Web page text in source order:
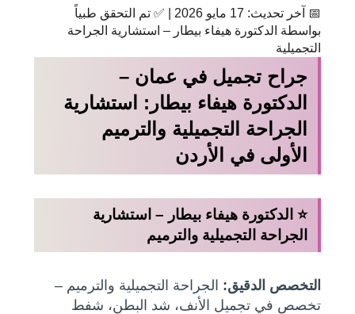
📅 آخر تحديث: 17 مايو 2026 | ✅ تم التحقق طبياً
بواسطة الدكتورة هيفاء بيطار – استشارية الجراحة
التجميلية
جراح تجميل في عمان –
الدكتورة هيفاء بيطار: استشارية
الجراحة التجميلية والترميم
الأولى في الأردن
⭐ الدكتورة هيفاء بيطار – استشارية
الجراحة التجميلية والترميم
التخصص الدقيق: الجراحة التجميلية والترميم –
تخصص في تجميل الأنف، شد البطن، شفط